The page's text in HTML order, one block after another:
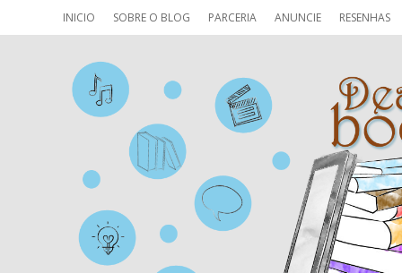
INICIO SOBRE O BLOG PARCERIA ANUNCIE RESENHAS